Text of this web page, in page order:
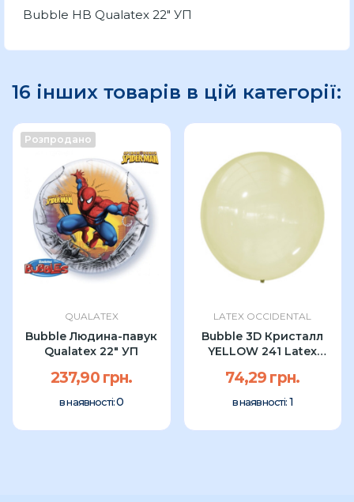
Bubble HB Qualatex 22" УП
16 інших товарів в цій категорії:
Розпродано
QUALATEX
Bubble Людина-павук
Qualatex 22″ УП
237,90 грн.
в наявності:0
LATEX OCCIDENTAL
Bubble 3D Кристалл
YELLOW 241 Latex
74,29 грн.
в наявності: 1